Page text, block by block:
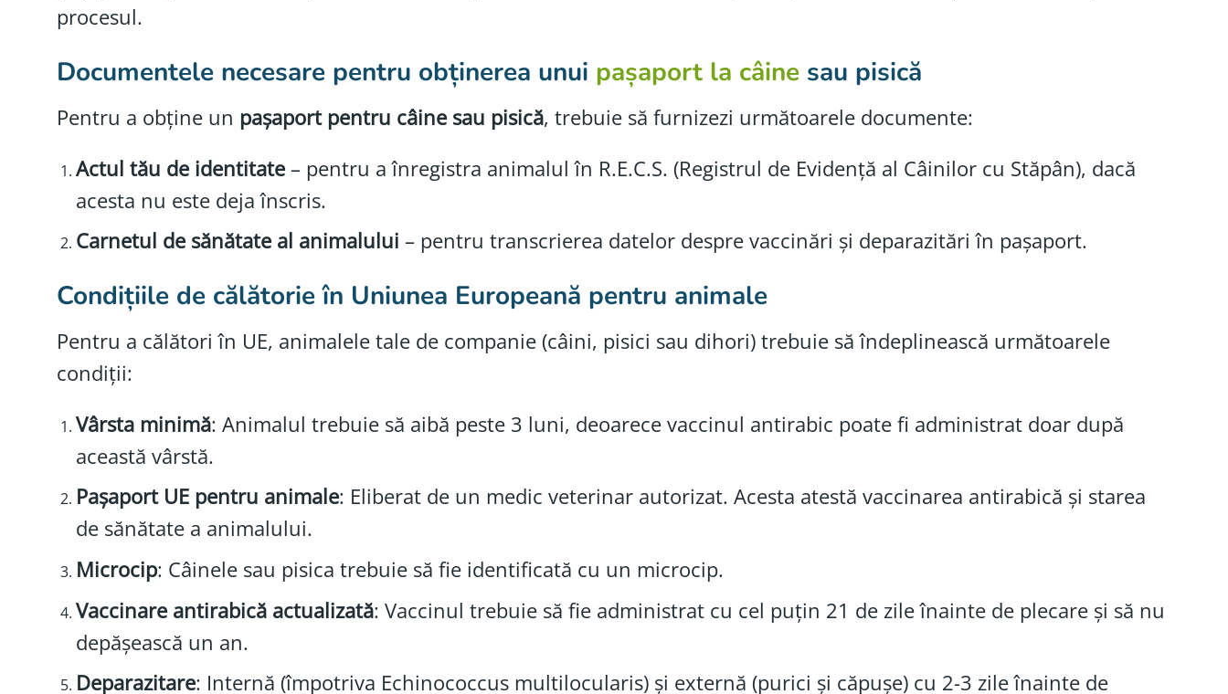
procesul.
Documentele necesare pentru obținerea unui pașaport la câine sau pisică
Pentru a obține un pașaport pentru câine sau pisică, trebuie să furnizezi următoarele documente:
Actul tău de identitate– pentru a înregistra animalul în R.E.C.S. (Registrul de Evidență al Câinilor cu Stăpân), dacă
acesta nu este deja înscris.
Carnetul de sănătate al animalului – pentru transcrierea datelor despre vaccinări și deparazitări în pașaport.
Condițiile de călătorie în Uniunea Europeană pentru animale
Pentru a călători în UE, animalele tale de companie (câini, pisici sau dihori) trebuie să îndeplinească următoarele
condiții:
Vârsta minimă: Animalul trebuie să aibă peste 3 luni, deoarece vaccinul antirabic poate fi administrat doar după
această vârstă.
Pașaport UE pentru animale: Eliberat de un medic veterinar autorizat. Acesta atestă vaccinarea antirabică și starea
de sănătate a animalului.
Microcip: Câinele sau pisica trebuie să fie identificată cu un microcip.
Vaccinare antirabică actualizată: Vaccinul trebuie să fie administrat cu cel puțin 21 de zile înainte de plecare și să nu
depășească un an.
Deparazitare: Internă (împotriva Echinococcus multilocularis) și externă (purici și căpușe) cu 2-3 zile înainte de